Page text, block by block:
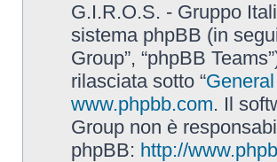
G.I.R.O.S. - Gruppo
sistema phpBB (in
Group”, “phpBB
rilasciata sotto “
www.phpbb.com. Il
Group non è
phpBB: http://